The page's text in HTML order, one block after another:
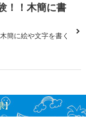
！！木簡に書
簡に絵や文字を書く
】